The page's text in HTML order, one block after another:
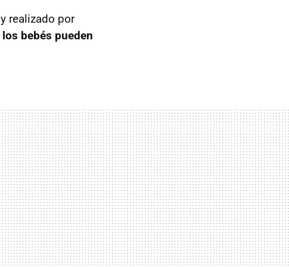
y realizado por
los bebés pueden